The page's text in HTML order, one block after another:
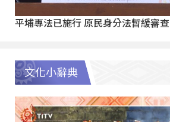
平埔專法已施行 原民身分法暫緩審查
文化小辭典